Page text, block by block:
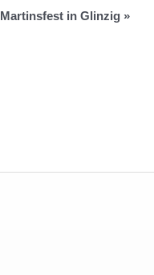
Martinsfest in Glinzig »